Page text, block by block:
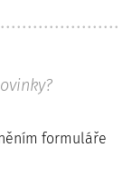
formuláře